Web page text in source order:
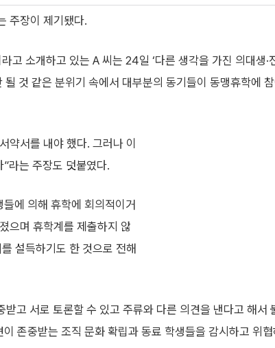
주장이 제기됐다.
고 소개하고 있는 A 씨는 24일 ‘다른 생각을 가진 의대생·
될 것 같은 분위기 속에서 대부분의 동기들이 동맹휴학에
약서를 내야 했다. 그러나 이
라는 주장도 덧붙였다.
에 의해 휴학에 회의적이거
으며 휴학계를 제출하지 않
설득하기도 한 것으로 전해
고 서로 토론할 수 있고 주류와 다른 의견을 낸다고 해서
존중받는 조직 문화 확립과 동료 학생들을 감시하고 위협